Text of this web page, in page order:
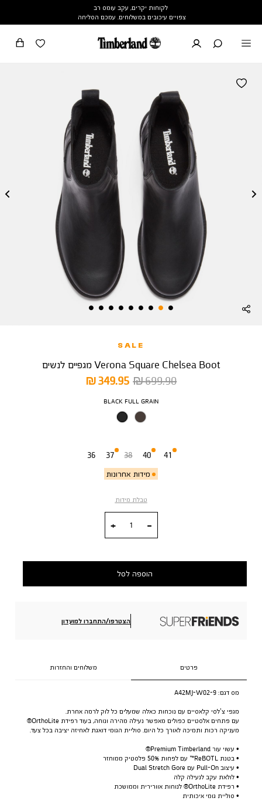
לקוחות יקרים, עקב עומס רב
צפויים עיכובים במשלוחים. עמכם הסליחה
SALE
Verona Square Chelsea Boot מגפיים לנשים
מחיר
מוצר
349.95 ₪
מחיר
699.90 ₪
צבע
BLACK FULL GRAIN
36 37
מידות אחרונות
38 40 41
טבלת מידות
הוספה לסל
הצטרפו/התחברו למועדון
פרטים משלוחים והחזרות
מס דגם: A42MJ-W02-9
מגפי צ’לסי קלאסיים עם נוכחות כאלה שמעלים כל לוק לרמה אחרת.
עם פתחים אלסטיים כפולים מאפשר נעילה מהירה ונוחה, בעוד רפידת OrthoLite®
מעניקה רכות ותמיכה לאורך כל היום. סוליית הגומי דואגת לאחיזה יציבה בכל צעד.
• עשוי עור Premium Timberland®
• בטנת ReBOTL™ עם לפחות 50% פלסטיק ממוחזר
• עיצוב Pull-On עם Dual Stretch Gore
• לולאת עקב לנעילה קלה
• רפידת OrthoLite® לנוחות אוורירית וממושכת
• סוליית גומי איכותית